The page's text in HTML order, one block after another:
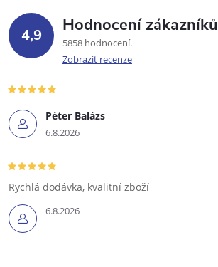
4,9 Hodnocení zákazníků
5858 hodnocení
Zobrazit recenze
Péter Balázs
6.8.2026
6.8.2026
Rychlá dodávka, kvalitní zboží